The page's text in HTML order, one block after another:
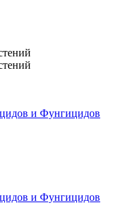
и Фунгицидов
и Фунгицидов